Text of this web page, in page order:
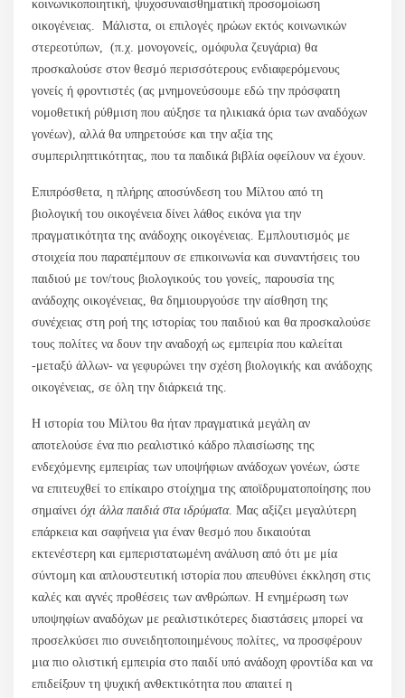
κοινωνικοποιητική, ψυχοσυναισθηματική προσομοίωση
οικογένειας. Μάλιστα, οι επιλογές ηρώων εκτός κοινωνικών
στερεοτύπων, (π.χ. μονογονείς, ομόφυλα ζευγάρια) θα
προσκαλούσε στον θεσμό περισσότερους ενδιαφερόμενους
γονείς ή φροντιστές (ας μνημονεύσουμε εδώ την πρόσφατη
νομοθετική ρύθμιση που αύξησε τα ηλικιακά όρια των αναδόχων
γονέων), αλλά θα υπηρετούσε και την αξία της
συμπεριληπτικότητας, που τα παιδικά βιβλία οφείλουν να έχουν.
Επιπρόσθετα, η πλήρης αποσύνδεση του Μίλτου από τη
βιολογική του οικογένεια δίνει λάθος εικόνα για την
πραγματικότητα της ανάδοχης οικογένειας. Εμπλουτισμός με
στοιχεία που παραπέμπουν σε επικοινωνία και συναντήσεις του
παιδιού με τον/τους βιολογικούς του γονείς, παρουσία της
ανάδοχης οικογένειας, θα δημιουργούσε την αίσθηση της
συνέχειας στη ροή της ιστορίας του παιδιού και θα προσκαλούσε
τους πολίτες να δουν την αναδοχή ως εμπειρία που καλείται
-μεταξύ άλλων- να γεφυρώνει την σχέση βιολογικής και ανάδοχης
οικογένειας, σε όλη την διάρκειά της.
Η ιστορία του Μίλτου θα ήταν πραγματικά μεγάλη αν
αποτελούσε ένα πιο ρεαλιστικό κάδρο πλαισίωσης της
ενδεχόμενης εμπειρίας των υποψήφιων ανάδοχων γονέων, ώστε
να επιτευχθεί το επίκαιρο στοίχημα της αποϊδρυματοποίησης που
σημαίνει όχι άλλα παιδιά στα ιδρύματα. Μας αξίζει μεγαλύτερη
επάρκεια και σαφήνεια για έναν θεσμό που δικαιούται
εκτενέστερη και εμπεριστατωμένη ανάλυση από ότι με μία
σύντομη και απλουστευτική ιστορία που απευθύνει έκκληση στις
καλές και αγνές προθέσεις των ανθρώπων. Η ενημέρωση των
υποψηφίων αναδόχων με ρεαλιστικότερες διαστάσεις μπορεί να
προσελκύσει πιο συνειδητοποιημένους πολίτες, να προσφέρουν
μια πιο ολιστική εμπειρία στο παιδί υπό ανάδοχη φροντίδα και να
επιδείξουν τη ψυχική ανθεκτικότητα που απαιτεί η